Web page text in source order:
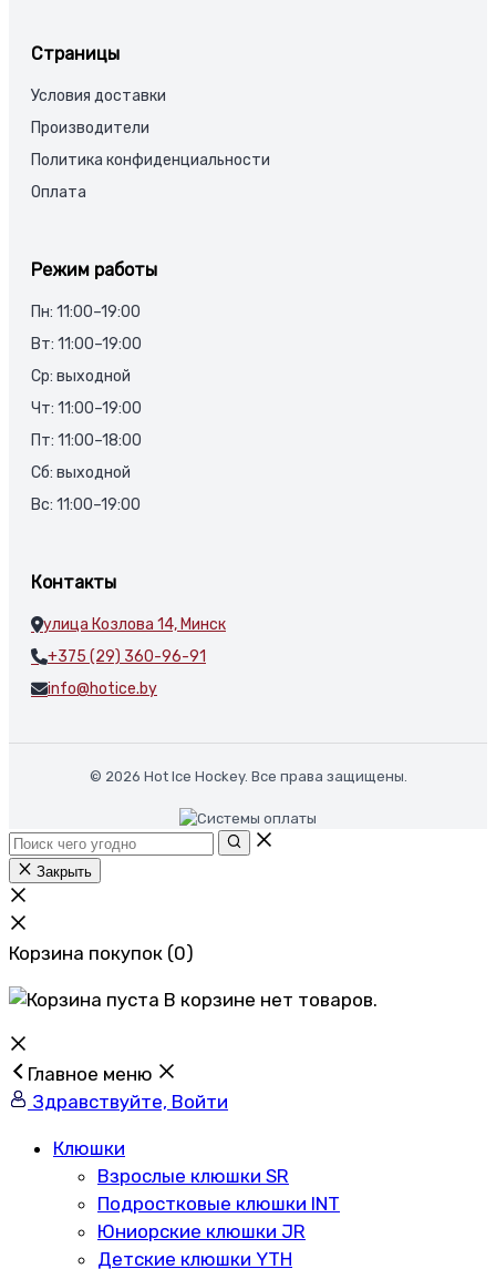
Страницы
Условия доставки
Производители
Политика конфиденциальности
Оплата
Режим работы
Пн: 11:00–19:00
Вт: 11:00–19:00
Ср: выходной
Чт: 11:00–19:00
Пт: 11:00–18:00
Сб: выходной
Вс: 11:00–19:00
Контакты
улица Козлова 14, Минск
+375 (29) 360-96-91
info@hotice.by
© 2026 Hot Ice Hockey. Все права защищены.
Закрыть
Корзина покупок (0)
В корзине нет товаров.
Главное меню
Здравствуйте, Войти
Клюшки
Взрослые клюшки SR
Подростковые клюшки INT
Юниорские клюшки JR
Детские клюшки YTH